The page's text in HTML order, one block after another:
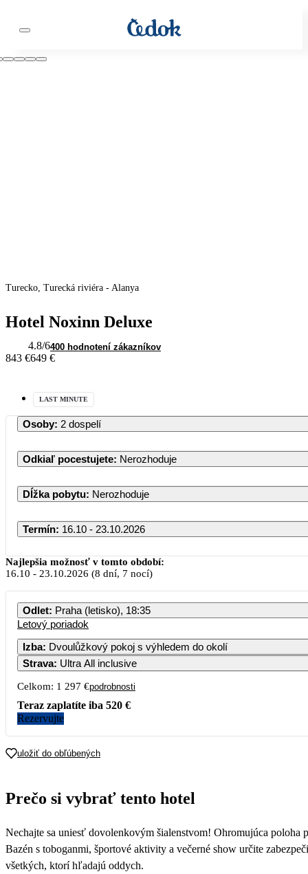
Turecko, Turecká riviéra - Alanya
Hotel Noxinn Deluxe
4.8/6400 hodnotení zákazníkov
843 €649 €
LAST MINUTE
Osoby: 2 dospelí
Odkiaľ pocestujete: Nerozhoduje
Dĺžka pobytu: Nerozhoduje
Termín: 16.10 - 23.10.2026
Najlepšia možnosť v tomto období:
16.10 - 23.10.2026 (8 dní, 7 nocí)
Odlet: Praha (letisko), 18:35
Letový poriadok
Izba: Dvoulůžkový pokoj s výhledem do okolí
Strava: Ultra All inclusive
Celkom: 1 297 €podrobnosti
Teraz zaplatíte iba 520 €
Rezervujte
uložiť do obľúbených
Prečo si vybrať tento hotel
Nechajte sa uniesť dovolenkovým šialenstvom! Ohromujúca
Bazén s toboganmi, športové aktivity a večerné show určite
všetkých, ktorí hľadajú oddych.